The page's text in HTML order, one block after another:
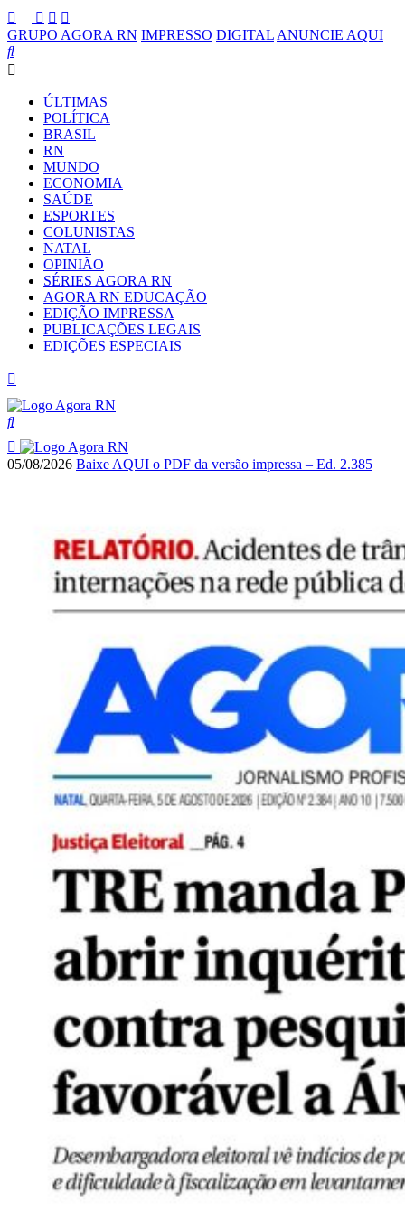
GRUPO AGORA RN IMPRESSO DIGITAL ANUNCIE AQUI
ÚLTIMAS
POLÍTICA
BRASIL
RN
MUNDO
ECONOMIA
SAÚDE
ESPORTES
COLUNISTAS
NATAL
OPINIÃO
SÉRIES AGORA RN
AGORA RN EDUCAÇÃO
EDIÇÃO IMPRESSA
PUBLICAÇÕES LEGAIS
EDIÇÕES ESPECIAIS
05/08/2026 Baixe AQUI o PDF da versão impressa – Ed. 2.385